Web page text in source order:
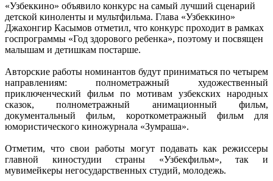
«Узбеккино» объявило конкурс на самый лучший сценарий
детской киноленты и мультфильма. Глава «Узбеккино»
Джахонгир Касымов отметил, что конкурс проходит в рамках
госпрограммы «Год здорового ребенка», поэтому и посвящен
малышам и детишкам постарше.
Авторские работы номинантов будут приниматься по четырем
направлениям: полнометражный художественный
приключенческий фильм по мотивам узбекских народных
сказок, полнометражный анимационный фильм,
документальный фильм, короткометражный фильм для
юмористического киножурнала «Зумраша».
Отметим, что свои работы могут подавать как режиссеры
главной киностудии страны «Узбекфильм», так и
мувимейкеры негосударственных студий, молодежь.